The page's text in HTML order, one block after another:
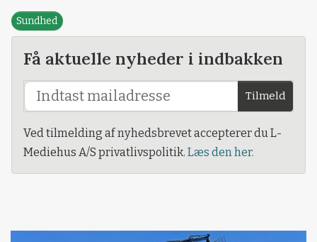
Sundhed
Få aktuelle nyheder i indbakken
Tilmeld
Ved tilmelding af nyhedsbrevet accepterer du L-
Mediehus A/S privatlivspolitik. Læs den her.